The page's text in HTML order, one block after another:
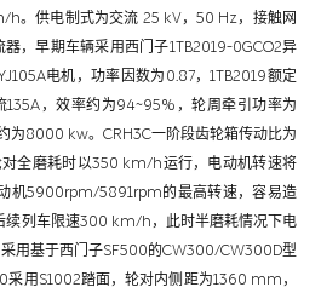
h。供电制式为交流 25 kV，50 Hz，接触网
，早期车辆采用西门子1TB2019-0GCO2异
电机，功率因数为0.87，1TB2019额定
135A，效率约为94~95%，轮周牵引功率为
为8000 kw。CRH3C一阶段齿轮箱传动比为
对全磨耗时以350 km/h运行，电动机转速将
机5900rpm/5891rpm的最高转速，容易造
续列车限速300 km/h，此时半磨耗情况下电
用基于西门子SF500的CW300/CW300D型
采用S1002踏面，轮对内侧距为1360 mm，